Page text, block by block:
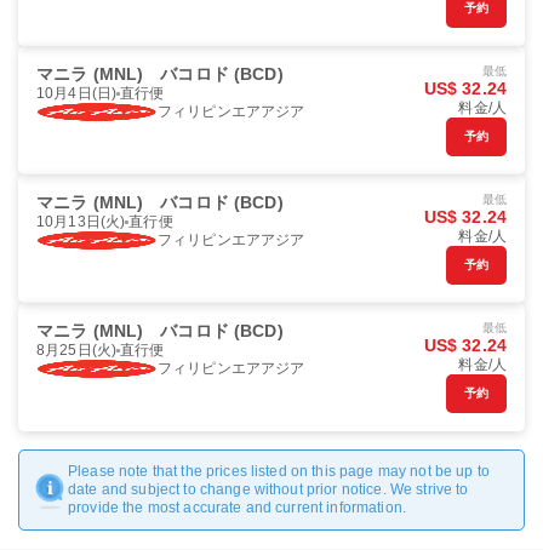
予約
マニラ (MNL) バコロド (BCD)
10月4日(日) 直行便
フィリピンエアアジア
最低
US$ 32.24
料金/人
予約
マニラ (MNL) バコロド (BCD)
10月13日(火) 直行便
フィリピンエアアジア
最低
US$ 32.24
料金/人
予約
マニラ (MNL) バコロド (BCD)
8月25日(火) 直行便
フィリピンエアアジア
最低
US$ 32.24
料金/人
予約
Please note that the prices listed on this page may not be up to
date and subject to change without prior notice. We strive to
provide the most accurate and current information.